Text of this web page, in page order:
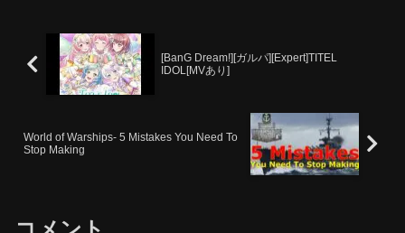
[BanG Dream!][ガルパ][Expert]TITEL
IDOL[MVあり]
World of Warships- 5 Mistakes You Need To
Stop Making